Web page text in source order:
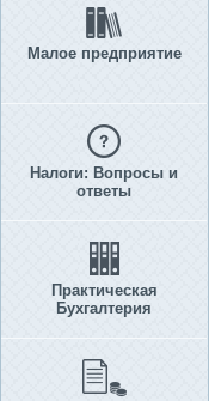
Малое предприятие
Налоги: Вопросы и
ответы
Практическая
Бухгалтерия